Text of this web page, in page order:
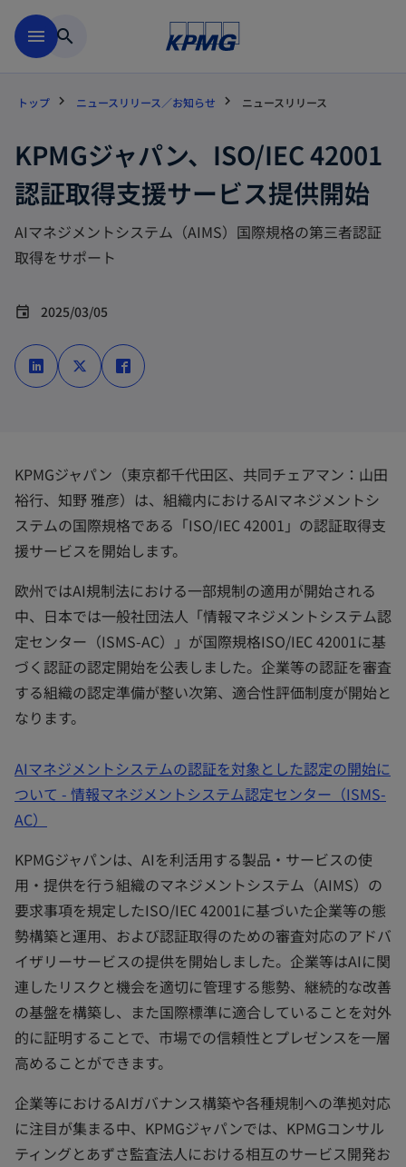
menu search
トップ ニュースリリース／お知らせ ニュースリリース
KPMGジャパン、ISO/IEC 42001
認証取得支援サービス提供開始
AIマネジメントシステム（AIMS）国際規格の第三者認証
取得をサポート
event 2025/03/05
新
し
い
タ
新
し
い
タ
し
い
KPMGジャパン（東京都千代田区、共同チェアマン：山田
裕行、知野 雅彦）は、組織内におけるAIマネジメントシ
ステムの国際規格である「ISO/IEC 42001」の認証取得支
援サービスを開始します。
欧州ではAI規制法における一部規制の適用が開始される
中、日本では一般社団法人「情報マネジメントシステム認
定センター（ISMS-AC）」が国際規格ISO/IEC 42001に基
づく認証の認定開始を公表しました。企業等の認証を審査
する組織の認定準備が整い次第、適合性評価制度が開始と
なります。
AIマネジメントシステムの認証を対象とした認定の開始に
ついて - 情報マネジメントシステム認定センター（ISMS-
AC）
KPMGジャパンは、AIを利活用する製品・サービスの使
用・提供を行う組織のマネジメントシステム（AIMS）の
要求事項を規定したISO/IEC 42001に基づいた企業等の態
勢構築と運用、および認証取得のための審査対応のアドバ
イザリーサービスの提供を開始しました。企業等はAIに関
連したリスクと機会を適切に管理する態勢、継続的な改善
の基盤を構築し、また国際標準に適合していることを対外
的に証明することで、市場での信頼性とプレゼンスを一層
高めることができます。
企業等におけるAIガバナンス構築や各種規制への準拠対応
に注目が集まる中、KPMGジャパンでは、KPMGコンサル
ティングとあずさ監査法人における相互のサービス開発お